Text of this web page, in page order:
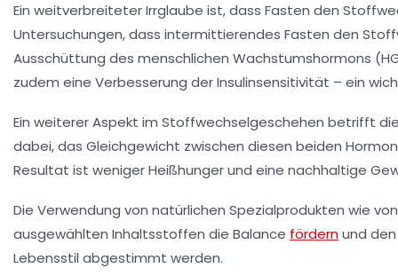
Ein weitverbreiteter Irrglaube ist, dass Fasten den
Untersuchungen, dass intermittierendes Fasten den
Ausschüttung des menschlichen Wachstumshormons
zudem eine Verbesserung der Insulinsensitivität – ein
Ein weiterer Aspekt im Stoffwechselgeschehen betrifft
dabei, das Gleichgewicht zwischen diesen beiden
Resultat ist weniger Heißhunger und eine nachhaltige
Die Verwendung von natürlichen Spezialprodukten wie
ausgewählten Inhaltsstoffen die Balance fördernund
Lebensstil abgestimmt werden.